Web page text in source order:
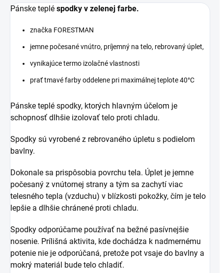
Pánske teplé spodky v zelenej farbe.
značka FORESTMAN
jemne počesané vnútro, príjemný na telo, rebrovaný úplet,
vynikajúce termo izolačné vlastnosti
prať tmavé farby oddelene pri maximálnej teplote 40°C
Pánske teplé spodky, ktorých hlavným účelom je
schopnosť dlhšie izolovať telo proti chladu.
Spodky sú vyrobené z rebrovaného úpletu s podielom
bavlny.
Dokonale sa prispôsobia povrchu tela. Úplet je jemne
počesaný z vnútornej strany a tým sa zachytí viac
telesného tepla (vzduchu) v blízkosti pokožky, čím je telo
lepšie a dlhšie chránené proti chladu.
Spodky odporúčame používať na bežné pasívnejšie
nosenie. Prílišná aktivita, kde dochádza k nadmernému
potenie nie je odporúčaná, pretože pot vsaje do bavlny a
mokrý materiál bude telo chladiť.